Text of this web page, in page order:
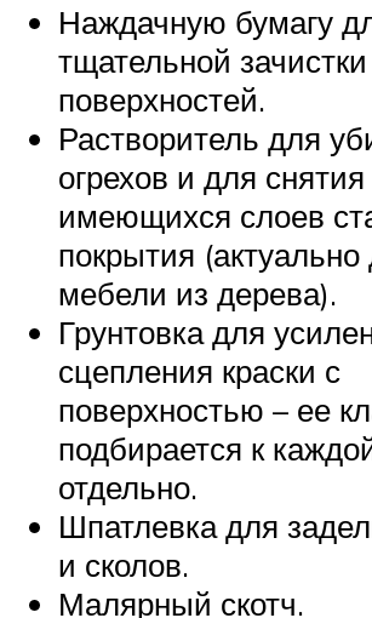
Наждачную бумагу
тщательной зачистки
поверхностей.
Растворитель для
огрехов и для
имеющихся слоев
покрытия (актуально
мебели из дерева).
Грунтовка для
сцепления краски с
поверхностью – ее
подбирается к
отдельно.
Шпатлевка для
и сколов.
Малярный скотч.